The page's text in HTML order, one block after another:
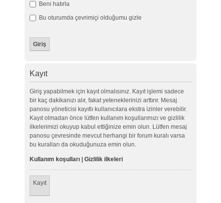
Beni hatırla
Bu oturumda çevrimiçi olduğumu gizle
Kayıt
Giriş yapabilmek için kayıt olmalısınız. Kayıt işlemi sadece
bir kaç dakikanızı alır, fakat yeteneklerinizi arttırır. Mesaj
panosu yöneticisi kayıtlı kullanıcılara ekstra izinler verebilir.
Kayıt olmadan önce lütfen kullanım koşullarımızı ve gizlilik
ilkelerimizi okuyup kabul ettiğinize emin olun. Lütfen mesaj
panosu çevresinde mevcut herhangi bir forum kuralı varsa
bu kuralları da okuduğunuza emin olun.
Kullanım koşulları| Gizlilik ilkeleri
Kayıt